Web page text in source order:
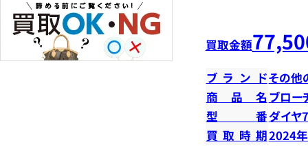
買取金額
ブランドその他
商品名 ブロー
型番ダイヤ
買取時期2024